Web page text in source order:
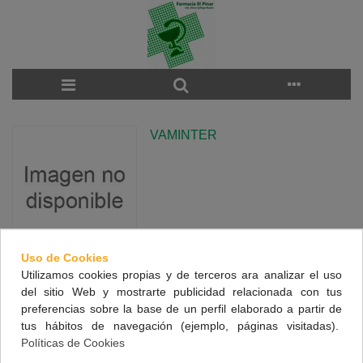
VAMINTER
There are no products on the category.
NUESTRA FARMACIA
Uso de Cookies
Utilizamos cookies propias y de terceros ara analizar el uso
del sitio Web y mostrarte publicidad relacionada con tus
preferencias sobre la base de un perfil elaborado a partir de
tus hábitos de navegación (ejemplo, páginas visitadas).
Políticas de Cookies